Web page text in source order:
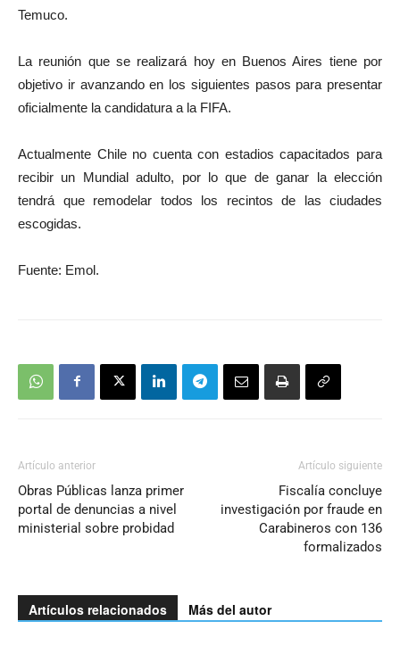
Temuco.
La reunión que se realizará hoy en Buenos Aires tiene por
objetivo ir avanzando en los siguientes pasos para presentar
oficialmente la candidatura a la FIFA.
Actualmente Chile no cuenta con estadios capacitados para
recibir un Mundial adulto, por lo que de ganar la elección
tendrá que remodelar todos los recintos de las ciudades
escogidas.
Fuente: Emol.
Artículo anterior
Obras Públicas lanza primer
portal de denuncias a nivel
ministerial sobre probidad
Artículo siguiente
Fiscalía concluye
investigación por fraude en
Carabineros con 136
formalizados
Artículos relacionados Más del autor